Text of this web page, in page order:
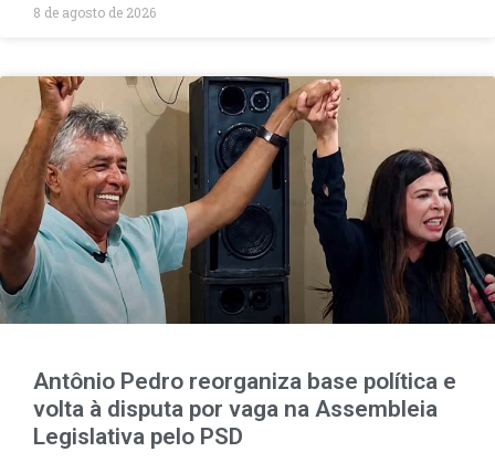
8 de agosto de 2026
Antônio Pedro reorganiza base política e
volta à disputa por vaga na Assembleia
Legislativa pelo PSD